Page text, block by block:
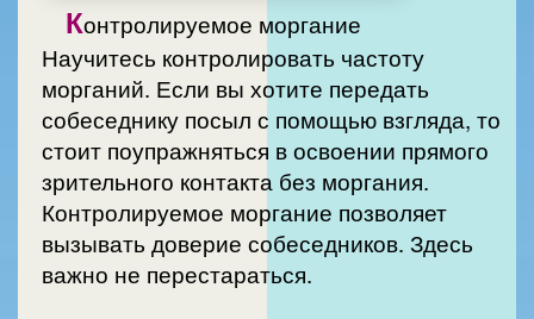
Контролируемое моргание
Научитесь контролировать частоту
морганий. Если вы хотите передать
собеседнику посыл с помощью взгляда, то
стоит поупражняться в освоении прямого
зрительного контакта без моргания.
Контролируемое моргание позволяет
вызывать доверие собеседников. Здесь
важно не перестараться.